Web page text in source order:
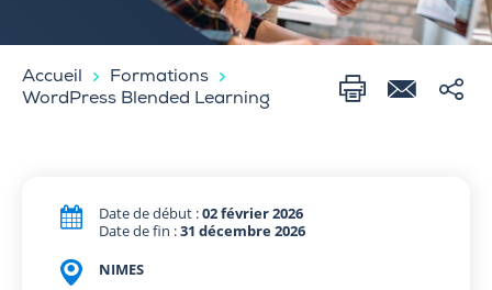
Accueil
Formations
WordPress Blended Learning
Date de début :02 février 2026
Date de fin :31 décembre 2026
NIMES